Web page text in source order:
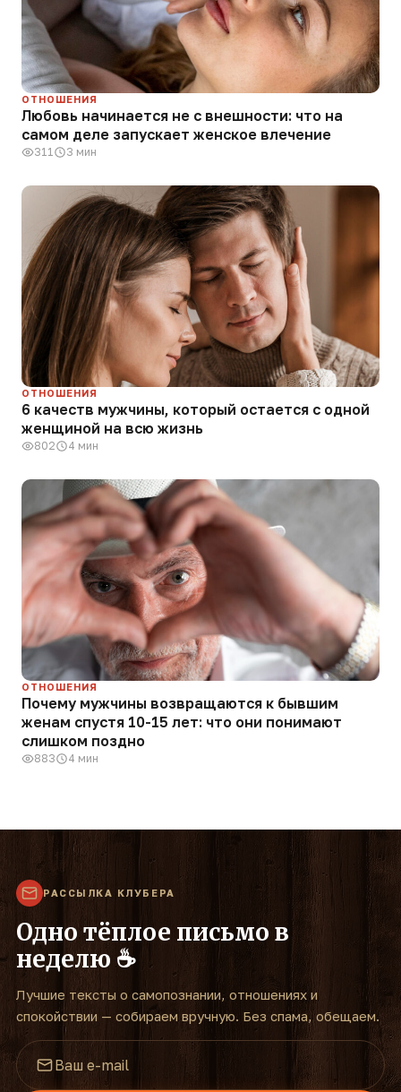
ОТНОШЕНИЯ
Любовь начинается не с внешности: что на
самом деле запускает женское влечение
311 3 мин
ОТНОШЕНИЯ
6 качеств мужчины, который остается с одной
женщиной на всю жизнь
802 4 мин
ОТНОШЕНИЯ
Почему мужчины возвращаются к бывшим
женам спустя 10-15 лет: что они понимают
слишком поздно
883 4 мин
РАССЫЛКА КЛУБЕРА
Одно тёплое письмо в
неделю ☕
Лучшие тексты о самопознании, отношениях и
спокойствии — собираем вручную. Без спама, обещаем.